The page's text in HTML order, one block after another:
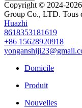
Copyright © 2024-
Group Co., LTD. Tous
Huazhi
8618353181619
+86 15628920918
Domicile
Produit
Nouvelles